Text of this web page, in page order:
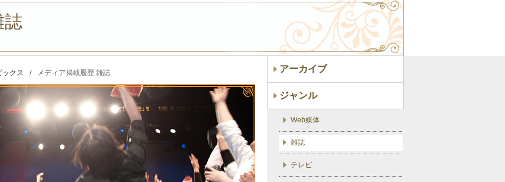
誌
ックス / メディア掲載履歴 雑誌 アーカイブ
ジャンル
Web媒体
雑誌
テレビ